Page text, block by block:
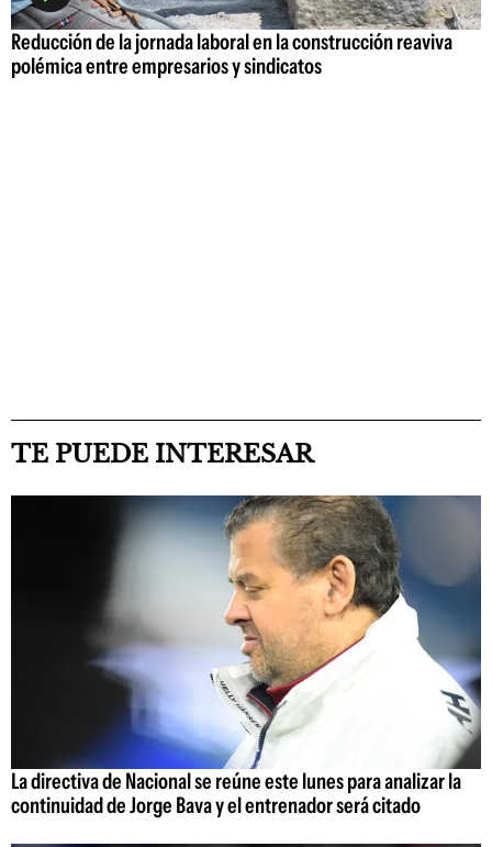
Reducción de la jornada laboral en la construcción reaviva
polémica entre empresarios y sindicatos
TE PUEDE INTERESAR
La directiva de Nacional se reúne este lunes para analizar la
continuidad de Jorge Bava y el entrenador será citado